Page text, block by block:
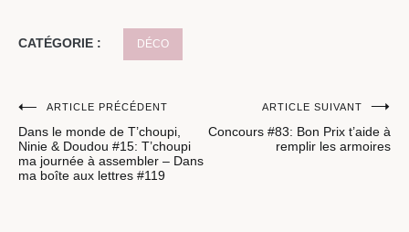
CATÉGORIE : DÉCO
Navigation
de
l’article
ARTICLE PRÉCÉDENT
Dans le monde de T’choupi,
Ninie & Doudou #15: T’choupi
ma journée à assembler – Dans
ma boîte aux lettres #119
ARTICLE SUIVANT
Concours #83: Bon Prix t’aide à
remplir les armoires